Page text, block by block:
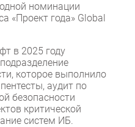
номинации
«Проект года» Global
в 2025 году
которое выполнило
аудит по
безопасности
критической
систем ИБ.